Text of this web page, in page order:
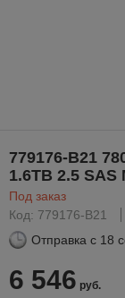
779176-B21
1.6TB 2.5 SAS
Под заказ
Код: 779176-B21
Отправка с 18
6 546 руб.